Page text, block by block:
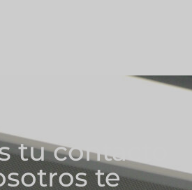
tu contacto
te